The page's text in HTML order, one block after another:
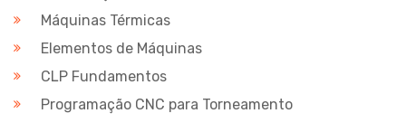
Máquinas Térmicas
Elementos de Máquinas
CLP Fundamentos
Programação CNC para Torneamento